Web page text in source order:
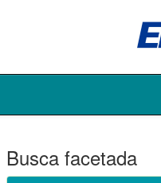
Busca facetada